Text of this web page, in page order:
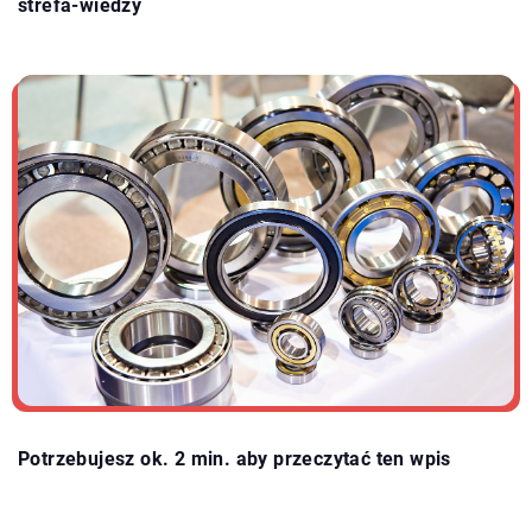
strefa-wiedzy
Potrzebujesz ok. 2 min. aby przeczytać ten wpis